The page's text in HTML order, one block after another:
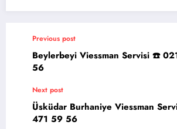
Previous post
Beylerbeyi Viessman Servisi ☎️
56
Next post
Üsküdar Burhaniye Viessman
471 59 56